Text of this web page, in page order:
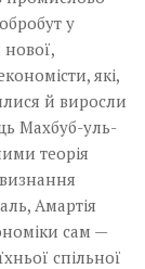
у
які,
й виросли
Махбуб-уль-
теорія
Амартія
сам —
спільної